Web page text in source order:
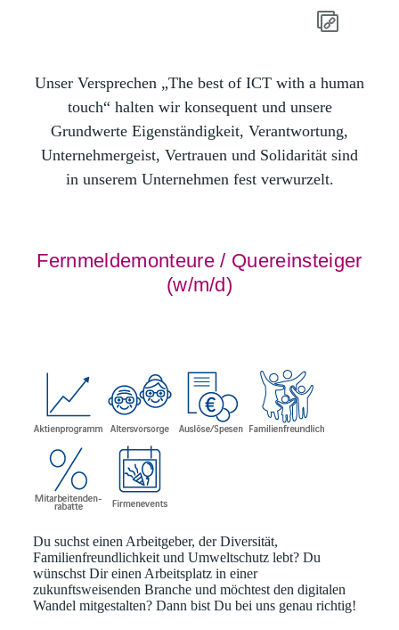
Unser Versprechen „The best of ICT with a human
touch“ halten wir konsequent und unsere
Grundwerte Eigenständigkeit, Verantwortung,
Unternehmergeist, Vertrauen und Solidarität sind
in unserem Unternehmen fest verwurzelt.
Fernmeldemonteure / Quereinsteiger
(w/m/d)
Du suchst einen Arbeitgeber, der Diversität,
Familienfreundlichkeit und Umweltschutz lebt? Du
wünschst Dir einen Arbeitsplatz in einer
zukunftsweisenden Branche und möchtest den digitalen
Wandel mitgestalten? Dann bist Du bei uns genau richtig!